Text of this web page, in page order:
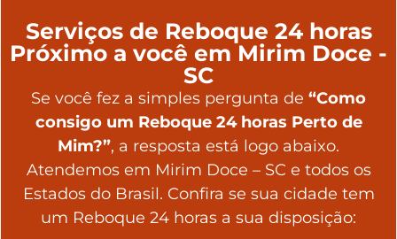
Serviços de Reboque 24 horas
Próximo a você em Mirim Doce -
SC
Se você fez a simples pergunta de “Como
consigo um Reboque 24 horas Perto de
Mim?”, a resposta está logo abaixo.
Atendemos em Mirim Doce – SC e todos os
Estados do Brasil. Confira se sua cidade tem
um Reboque 24 horas a sua disposição: